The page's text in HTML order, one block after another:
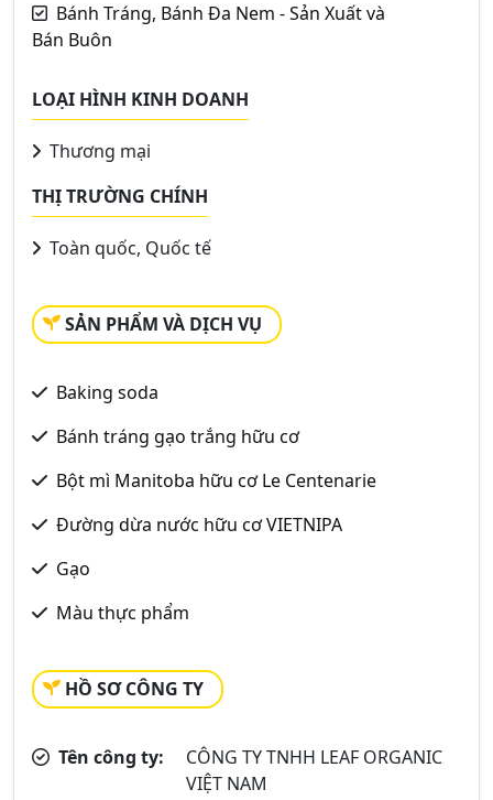
Bánh Tráng, Bánh Đa Nem - Sản Xuất và
Bán Buôn
LOẠI HÌNH KINH DOANH
Thương mại
THỊ TRƯỜNG CHÍNH
Toàn quốc, Quốc tế
SẢN PHẨM VÀ DỊCH VỤ
Baking soda
Bánh tráng gạo trắng hữu cơ
Bột mì Manitoba hữu cơ Le Centenarie
Đường dừa nước hữu cơ VIETNIPA
Gạo
Màu thực phẩm
HỒ SƠ CÔNG TY
Tên công ty:
CÔNG TY TNHH LEAF ORGANIC
VIỆT NAM